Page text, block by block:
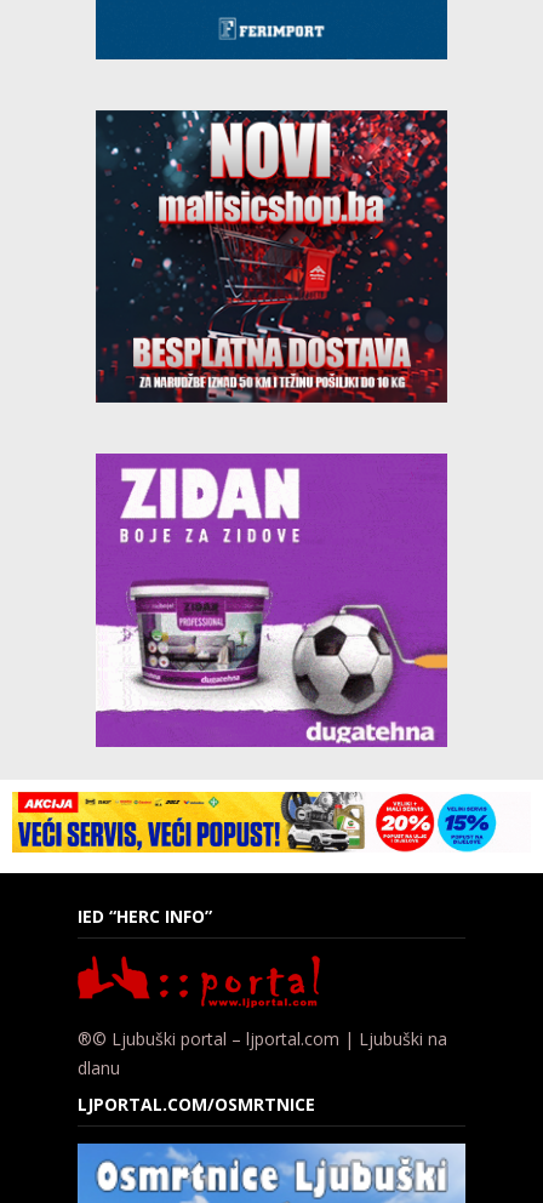
IED “HERC INFO”
®© Ljubuški portal – ljportal.com | Ljubuški na
dlanu
LJPORTAL.COM/OSMRTNICE